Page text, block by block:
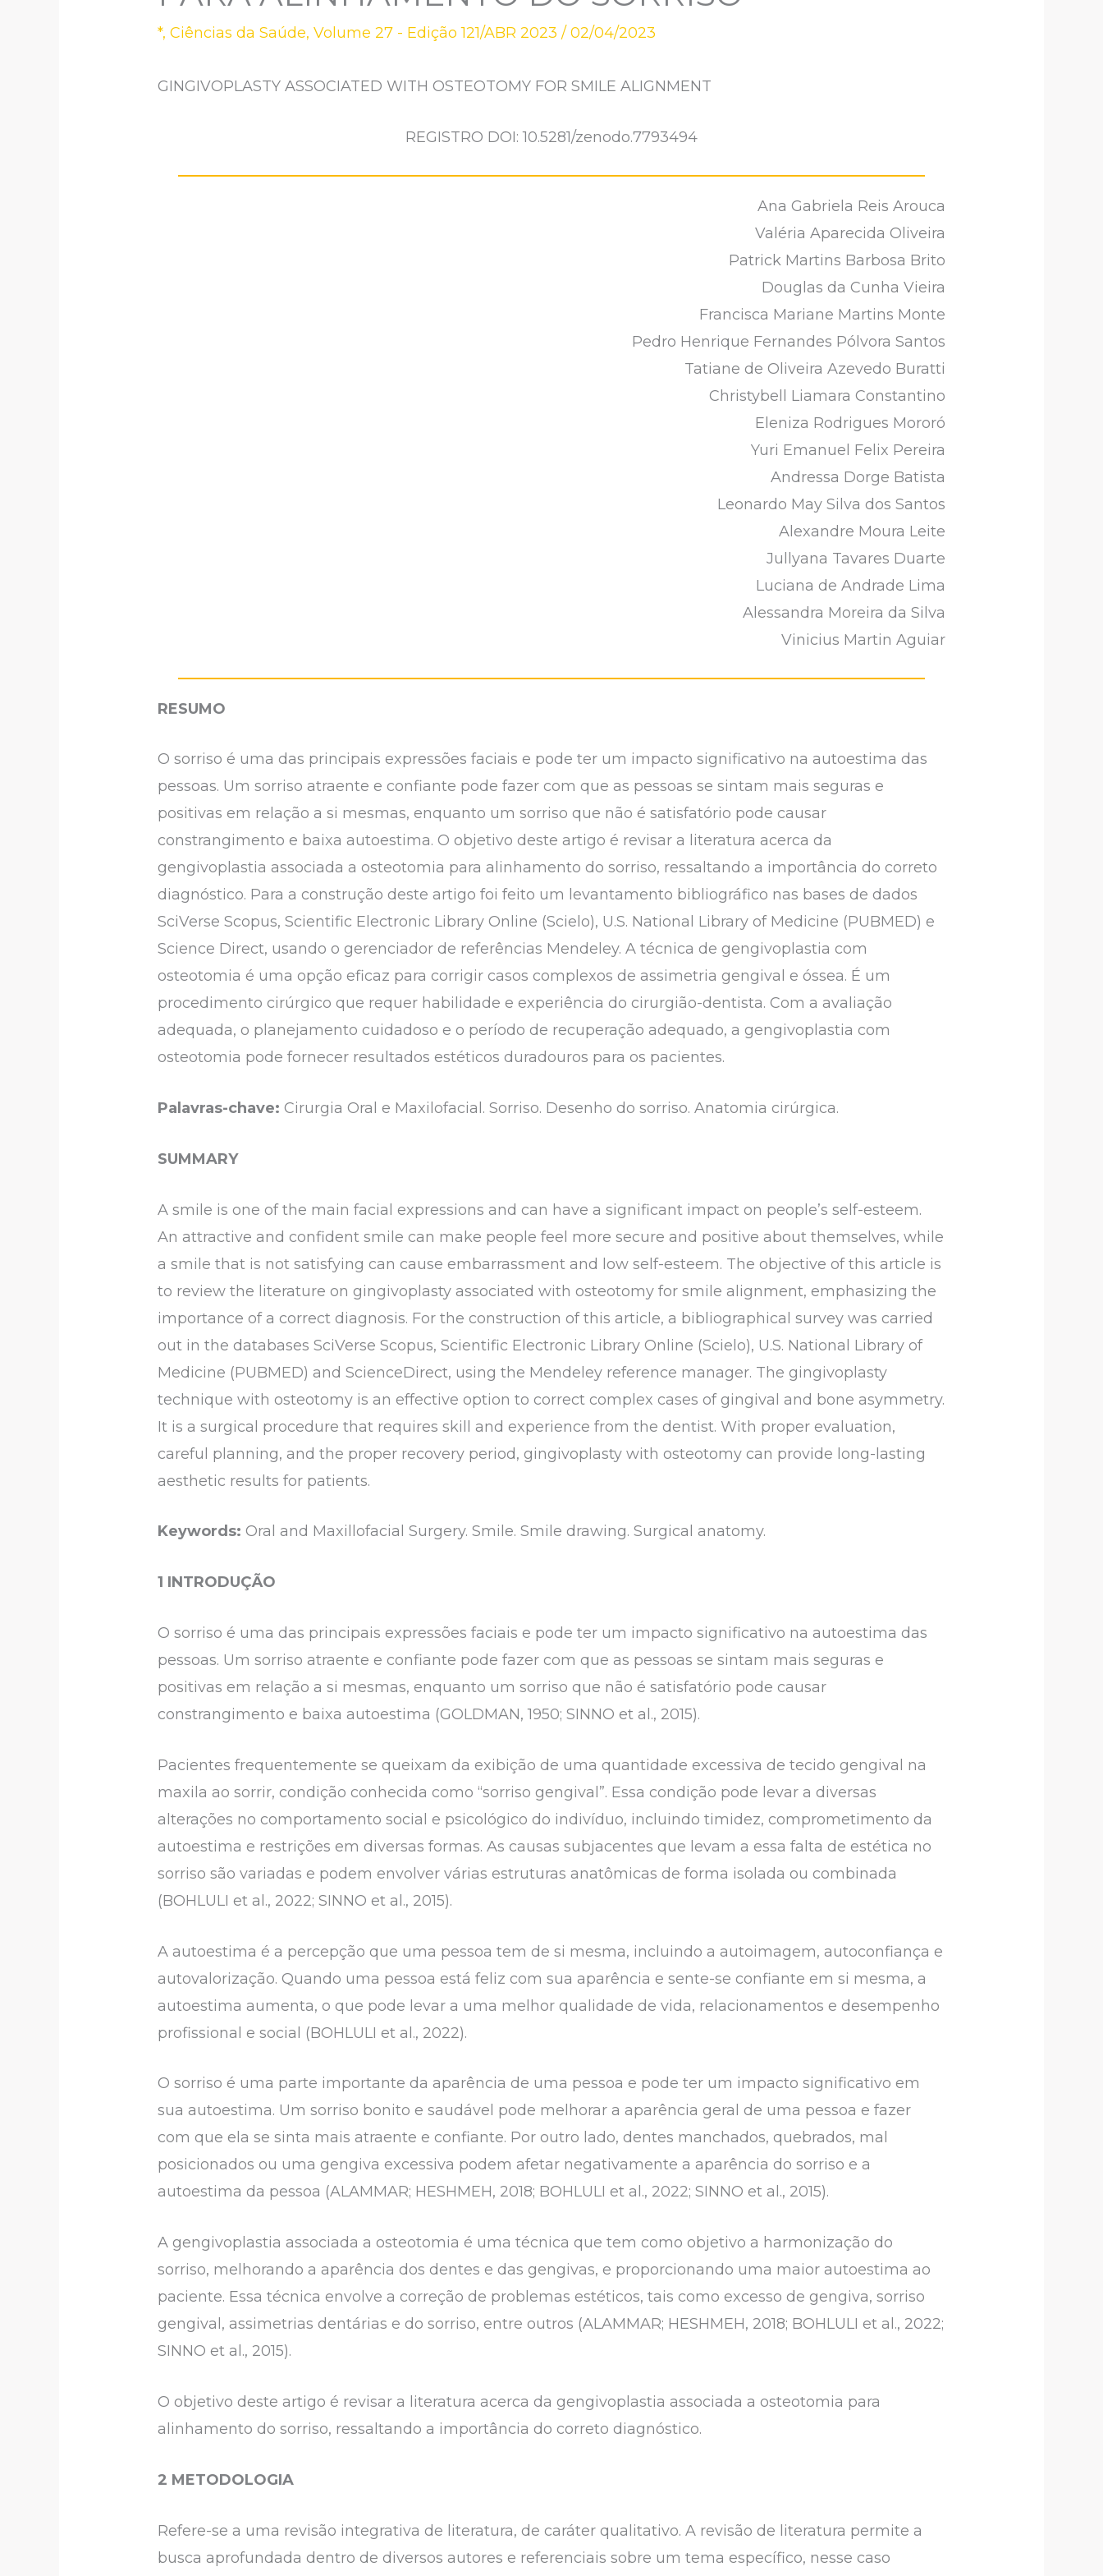
*,Ciências da Saúde,Volume 27 - Edição 121/ABR 2023 /02/04/2023
GINGIVOPLASTY ASSOCIATED WITH OSTEOTOMY FOR SMILE ALIGNMENT
REGISTRO DOI: 10.5281/zenodo.7793494
Ana Gabriela Reis Arouca
Valéria Aparecida Oliveira
Patrick Martins Barbosa Brito
Douglas da Cunha Vieira
Francisca Mariane Martins Monte
Pedro Henrique Fernandes Pólvora Santos
Tatiane de Oliveira Azevedo Buratti
Christybell Liamara Constantino
Eleniza Rodrigues Mororó
Yuri Emanuel Felix Pereira
Andressa Dorge Batista
Leonardo May Silva dos Santos
Alexandre Moura Leite
Jullyana Tavares Duarte
Luciana de Andrade Lima
Alessandra Moreira da Silva
Vinicius Martin Aguiar
RESUMO
O sorriso é uma das principais expressões faciais e pode ter um impacto significativo na autoestima das
pessoas. Um sorriso atraente e confiante pode fazer com que as pessoas se sintam mais seguras e
positivas em relação a si mesmas, enquanto um sorriso que não é satisfatório pode causar
constrangimento e baixa autoestima. O objetivo deste artigo é revisar a literatura acerca da
gengivoplastia associada a osteotomia para alinhamento do sorriso, ressaltando a importância do correto
diagnóstico. Para a construção deste artigo foi feito um levantamento bibliográfico nas bases de dados
SciVerse Scopus, Scientific Electronic Library Online (Scielo), U.S. National Library of Medicine (PUBMED) e
Science Direct, usando o gerenciador de referências Mendeley. A técnica de gengivoplastia com
osteotomia é uma opção eficaz para corrigir casos complexos de assimetria gengival e óssea. É um
procedimento cirúrgico que requer habilidade e experiência do cirurgião-dentista. Com a avaliação
adequada, o planejamento cuidadoso e o período de recuperação adequado, a gengivoplastia com
osteotomia pode fornecer resultados estéticos duradouros para os pacientes.
Palavras-chave: Cirurgia Oral e Maxilofacial. Sorriso. Desenho do sorriso. Anatomia cirúrgica.
SUMMARY
A smile is one of the main facial expressions and can have a significant impact on people’s self-esteem.
An attractive and confident smile can make people feel more secure and positive about themselves, while
a smile that is not satisfying can cause embarrassment and low self-esteem. The objective of this article is
to review the literature on gingivoplasty associated with osteotomy for smile alignment, emphasizing the
importance of a correct diagnosis. For the construction of this article, a bibliographical survey was carried
out in the databases SciVerse Scopus, Scientific Electronic Library Online (Scielo), U.S. National Library of
Medicine (PUBMED) and ScienceDirect, using the Mendeley reference manager. The gingivoplasty
technique with osteotomy is an effective option to correct complex cases of gingival and bone asymmetry.
It is a surgical procedure that requires skill and experience from the dentist. With proper evaluation,
careful planning, and the proper recovery period, gingivoplasty with osteotomy can provide long-lasting
aesthetic results for patients.
Keywords:Oral and Maxillofacial Surgery. Smile. Smile drawing. Surgical anatomy.
1 INTRODUÇÃO
O sorriso é uma das principais expressões faciais e pode ter um impacto significativo na autoestima das
pessoas. Um sorriso atraente e confiante pode fazer com que as pessoas se sintam mais seguras e
positivas em relação a si mesmas, enquanto um sorriso que não é satisfatório pode causar
constrangimento e baixa autoestima (GOLDMAN, 1950; SINNO et al., 2015).
Pacientes frequentemente se queixam da exibição de uma quantidade excessiva de tecido gengival na
maxila ao sorrir, condição conhecida como “sorriso gengival”. Essa condição pode levar a diversas
alterações no comportamento social e psicológico do indivíduo, incluindo timidez, comprometimento da
autoestima e restrições em diversas formas. As causas subjacentes que levam a essa falta de estética no
sorriso são variadas e podem envolver várias estruturas anatômicas de forma isolada ou combinada
(BOHLULI et al., 2022; SINNO et al., 2015).
A autoestima é a percepção que uma pessoa tem de si mesma, incluindo a autoimagem, autoconfiança e
autovalorização. Quando uma pessoa está feliz com sua aparência e sente-se confiante em si mesma, a
autoestima aumenta, o que pode levar a uma melhor qualidade de vida, relacionamentos e desempenho
profissional e social (BOHLULI et al., 2022).
O sorriso é uma parte importante da aparência de uma pessoa e pode ter um impacto significativo em
sua autoestima. Um sorriso bonito e saudável pode melhorar a aparência geral de uma pessoa e fazer
com que ela se sinta mais atraente e confiante. Por outro lado, dentes manchados, quebrados, mal
posicionados ou uma gengiva excessiva podem afetar negativamente a aparência do sorriso e a
autoestima da pessoa (ALAMMAR; HESHMEH, 2018; BOHLULI et al., 2022; SINNO et al., 2015).
A gengivoplastia associada a osteotomia é uma técnica que tem como objetivo a harmonização do
sorriso, melhorando a aparência dos dentes e das gengivas, e proporcionando uma maior autoestima ao
paciente. Essa técnica envolve a correção de problemas estéticos, tais como excesso de gengiva, sorriso
gengival, assimetrias dentárias e do sorriso, entre outros (ALAMMAR; HESHMEH, 2018; BOHLULI et al., 2022;
SINNO et al., 2015).
O objetivo deste artigo é revisar a literatura acerca da gengivoplastia associada a osteotomia para
alinhamento do sorriso, ressaltando a importância do correto diagnóstico.
2 METODOLOGIA
Refere-se a uma revisão integrativa de literatura, de caráter qualitativo. A revisão de literatura permite a
busca aprofundada dentro de diversos autores e referenciais sobre um tema específico, nesse caso